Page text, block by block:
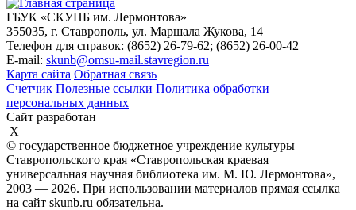
ГБУК «СКУНБ им. Лермонтова»
355035, г. Ставрополь, ул. Маршала Жукова, 14
Телефон для справок: (8652) 26-79-62; (8652) 26-00-42
E-mail: skunb@omsu-mail.stavregion.ru
Карта сайта Обратная связь
Счетчик Полезные ссылки Политика обработки
персональных данных
Сайт разработан
X
© государственное бюджетное учреждение культуры
Ставропольского края «Ставропольская краевая
универсальная научная библиотека им. М. Ю. Лермонтова»,
2003 — 2026. При использовании материалов прямая ссылка
на сайт skunb.ru обязательна.